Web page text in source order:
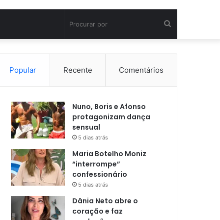
por
Popular Recente Comentários
Nuno, Boris e Afonso
protagonizam dança
sensual
5 dias atrás
Maria Botelho Moniz
“interrompe”
confessionário
5 dias atrás
Dânia Neto abre o
coração e faz